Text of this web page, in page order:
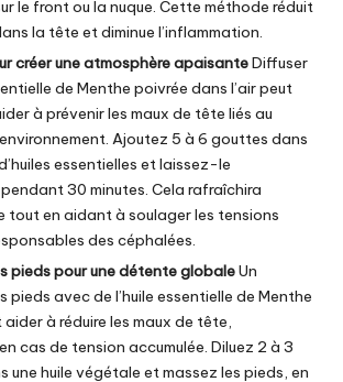
le front ou la nuque. Cette méthode réduit
la tête et diminue l’inflammation.
créer une atmosphère apaisanteDiffuser
de Menthe poivrée dans l’air peut
à prévenir les maux de tête liés au
Ajoutez 5 à 6 gouttes dans
essentielles et laissez-le
30 minutes. Cela rafraîchira
tout en aidant à soulager les tensions
des céphalées.
pieds pour une détente globaleUn
pieds avec de l’huile essentielle de Menthe
aider à réduire les maux de tête,
cas de tension accumulée. Diluez 2 à 3
une huile végétale et massez les pieds, en